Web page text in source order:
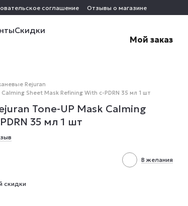
соглашение Отзывы о магазине
Скидки
Мой заказ
Rejuran
Sheet Mask Refining With c-PDRN 35 мл 1 шт
Tone-UP Mask Calming
35 мл 1 шт
В желания
скидки